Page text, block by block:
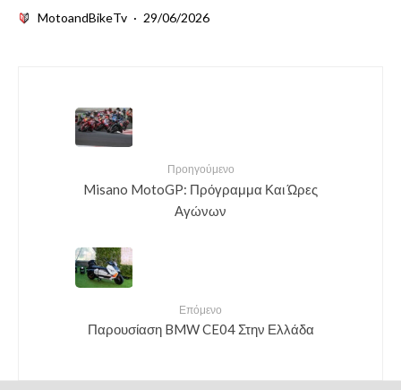
MotoandBikeTv · 29/06/2026
Προηγούμενο
Misano MotoGP: Πρόγραμμα Και Ώρες
Αγώνων
Επόμενο
Παρουσίαση BMW CE04 Στην Ελλάδα